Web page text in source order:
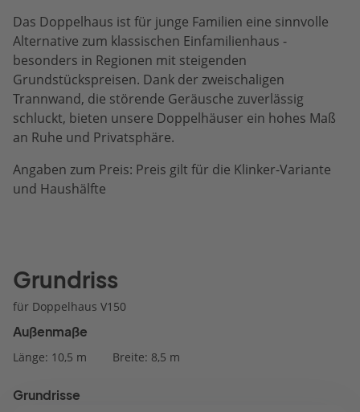
Das Doppelhaus ist für junge Familien eine sinnvolle
Alternative zum klassischen Einfamilienhaus -
besonders in Regionen mit steigenden
Grundstückspreisen. Dank der zweischaligen
Trannwand, die störende Geräusche zuverlässig
schluckt, bieten unsere Doppelhäuser ein hohes Maß
an Ruhe und Privatsphäre.
Angaben zum Preis: Preis gilt für die Klinker-Variante
und Haushälfte
Grundriss
für Doppelhaus V150
Außenmaße
Länge: 10,5 m Breite: 8,5 m
Grundrisse